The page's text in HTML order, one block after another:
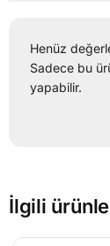
Henüz
Sadece bu
yapabilir.
İlgili